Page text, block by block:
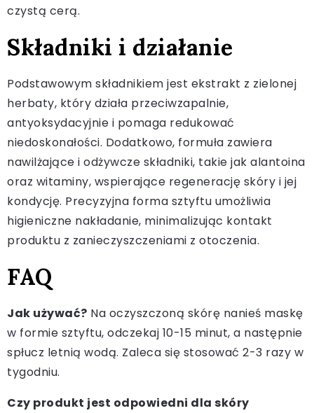
czystą cerą.
Składniki i działanie
Podstawowym składnikiem jest ekstrakt z zielonej
herbaty, który działa przeciwzapalnie,
antyoksydacyjnie i pomaga redukować
niedoskonałości. Dodatkowo, formuła zawiera
nawilżające i odżywcze składniki, takie jak alantoina
oraz witaminy, wspierające regenerację skóry i jej
kondycję. Precyzyjna forma sztyftu umożliwia
higieniczne nakładanie, minimalizując kontakt
produktu z zanieczyszczeniami z otoczenia.
FAQ
Jak używać? Na oczyszczoną skórę nanieś maskę
w formie sztyftu, odczekaj 10-15 minut, a następnie
spłucz letnią wodą. Zaleca się stosować 2-3 razy w
tygodniu.
Czy produkt jest odpowiedni dla skóry